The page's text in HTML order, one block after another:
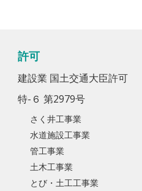
許可
建設業 国土交通大臣許可
特-６ 第2979号
さく井工事業
水道施設工事業
管工事業
土木工事業
とび・土工工事業